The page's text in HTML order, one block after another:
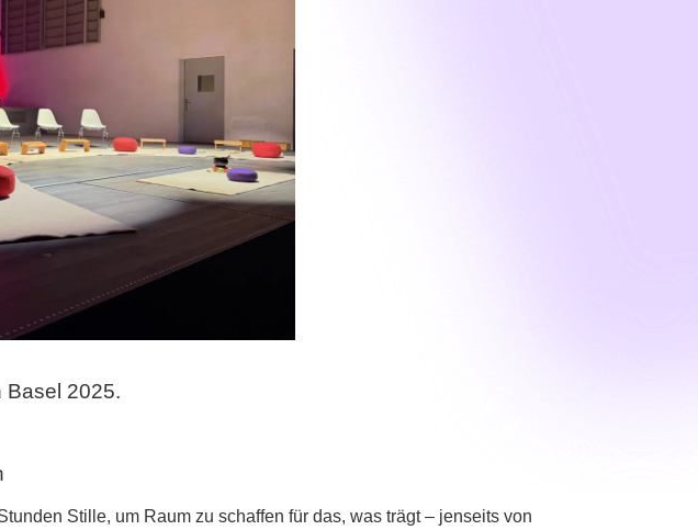
Basel 2025.
Stille, um Raum zu schaffen für das, was trägt – jenseits von